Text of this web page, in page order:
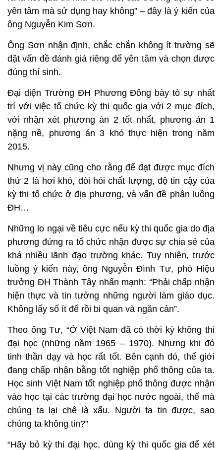
yên tâm mà sử dụng hay không” – đây là ý kiến của
ông Nguyễn Kim Sơn.
Ông Sơn nhận định, chắc chắn không ít trường sẽ
đặt vấn đề đánh giá riêng để yên tâm và chọn được
đúng thí sinh.
Đại diện Trường ĐH Phương Đông bày tỏ sự nhất
trí với việc tổ chức kỳ thi quốc gia với 2 mục đích,
với nhận xét phương án 2 tốt nhất, phương án 1
nặng nề, phương án 3 khó thực hiện trong năm
2015.
Nhưng vị này cũng cho rằng để đạt được mục đích
thứ 2 là hơi khó, đòi hỏi chất lượng, độ tin cậy của
kỳ thi tổ chức ở địa phương, và vấn đề phân luồng
ĐH…
Những lo ngại về tiêu cực nếu kỳ thi quốc gia do địa
phương đứng ra tổ chức nhận được sự chia sẻ của
khá nhiều lãnh đạo trường khác. Tuy nhiên, trước
luồng ý kiến này, ông Nguyễn Đình Tư, phó Hiệu
trưởng ĐH Thành Tây nhấn mạnh: “Phải chấp nhận
hiện thực và tin tưởng những người làm giáo dục.
Không lấy số ít để rồi bi quan và ngăn cản”.
Theo ông Tư, “Ở Việt Nam đã có thời kỳ không thi
đại học (những năm 1965 – 1970). Nhưng khi đó
tinh thần dạy và học rất tốt. Bên cạnh đó, thế giới
đang chấp nhận bằng tốt nghiệp phổ thông của ta.
Học sinh Việt Nam tốt nghiệp phổ thông được nhận
vào học tại các trường đại học nước ngoài, thế mà
chúng ta lại chê là xấu. Người ta tin được, sao
chúng ta không tin?”
“Hãy bỏ kỳ thi đại học, dùng kỳ thi quốc gia để xét